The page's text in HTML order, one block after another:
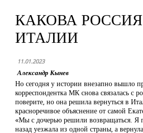
КАКОВА РОССИЯ
ИТАЛИИ
11.01.2023
Александр Кынев
Но сегодня у истории внезапно вышло
корреспондентка МК снова связалась с
поверите, но она решила вернуться в
красноречивое объяснение от самой
«Мы с дочерью решили возвращаться. Я
назад уезжала из одной страны, а